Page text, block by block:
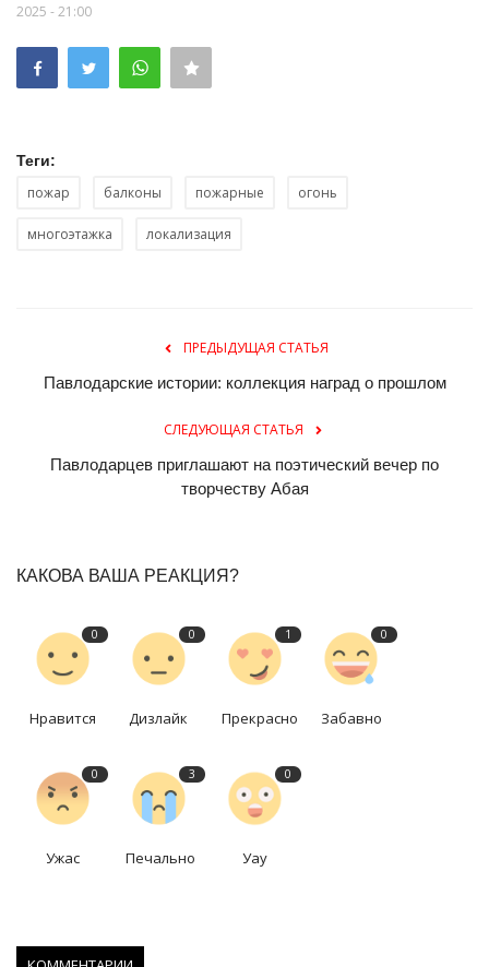
2025 - 21:00
Теги:
пожар балконы пожарные огонь
многоэтажка локализация
ПРЕДЫДУЩАЯ СТАТЬЯ
Павлодарские истории: коллекция наград о прошлом
СЛЕДУЮЩАЯ СТАТЬЯ
Павлодарцев приглашают на поэтический вечер по
творчеству Абая
КАКОВА ВАША РЕАКЦИЯ?
0
Нравится
0
Дизлайк
1
Прекрасно
0
Забавно
0
Ужас
3
Печально
0
Уау